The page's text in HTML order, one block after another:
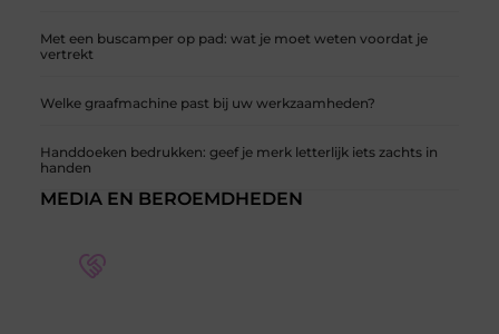
Met een buscamper op pad: wat je moet weten voordat je
vertrekt
Welke graafmachine past bij uw werkzaamheden?
Handdoeken bedrukken: geef je merk letterlijk iets zachts in
handen
MEDIA EN BEROEMDHEDEN